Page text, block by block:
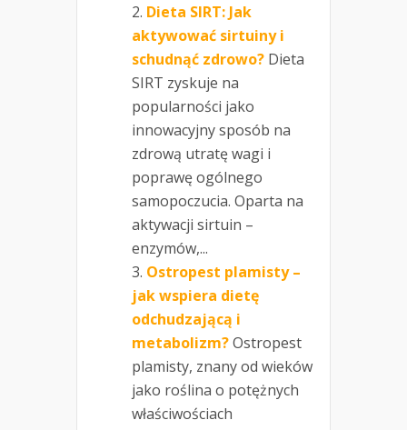
Dieta SIRT: Jak
aktywować sirtuiny i
schudnąć zdrowo? Dieta
SIRT zyskuje na
popularności jako
innowacyjny sposób na
zdrową utratę wagi i
poprawę ogólnego
samopoczucia. Oparta na
aktywacji sirtuin –
enzymów,...
Ostropest plamisty –
jak wspiera dietę
odchudzającą i
metabolizm?Ostropest
plamisty, znany od wieków
jako roślina o potężnych
właściwościach